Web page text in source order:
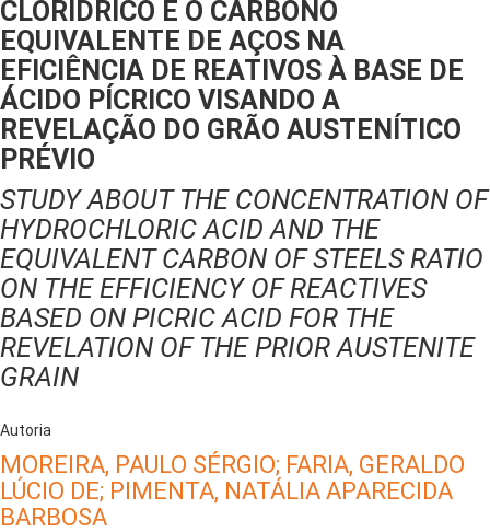
CLORÍDRICO E O CARBONO
EQUIVALENTE DE AÇOS NA
EFICIÊNCIA DE REATIVOS À BASE DE
ÁCIDO PÍCRICO VISANDO A
REVELAÇÃO DO GRÃO AUSTENÍTICO
PRÉVIO
STUDY ABOUT THE CONCENTRATION OF
HYDROCHLORIC ACID AND THE
EQUIVALENT CARBON OF STEELS RATIO
ON THE EFFICIENCY OF REACTIVES
BASED ON PICRIC ACID FOR THE
REVELATION OF THE PRIOR AUSTENITE
GRAIN
Autoria
MOREIRA, PAULO SÉRGIO; FARIA, GERALDO
LÚCIO DE; PIMENTA, NATÁLIA APARECIDA
BARBOSA